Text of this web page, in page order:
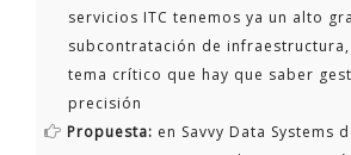
servicios ITC tenemos ya un alto
subcontratación de
tema crítico que hay que saber
precisión
Propuesta: en Savvy Data Systems